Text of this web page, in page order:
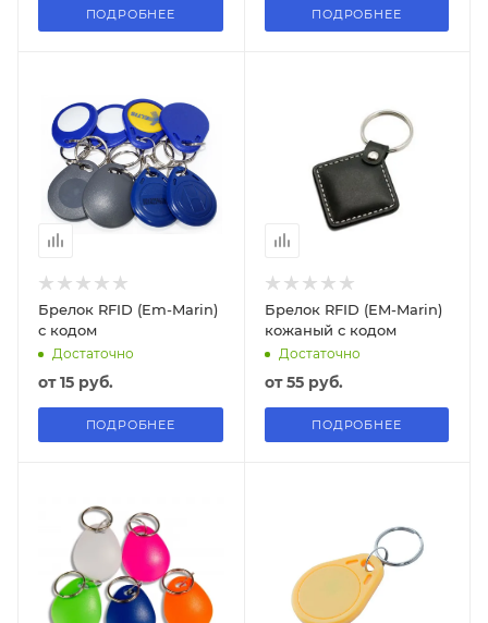
ПОДРОБНЕЕ ПОДРОБНЕЕ
Брелок RFID (Em-Marin)
с кодом
Достаточно
от15 руб.
ПОДРОБНЕЕ
Брелок RFID (EM-Marin)
кожаный с кодом
Достаточно
от55 руб.
ПОДРОБНЕЕ